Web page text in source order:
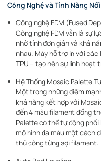
Công Nghệ và Tính Năng
Công nghệ FDM (Fused
Công nghệ FDM vẫn là sự
nhờ tính đơn giản và khả
nhau. Máy hỗ trợ in với các
TPU – tạo nên sự linh hoạt
Hệ Thống Mosaic Palette
Một trong những điểm
khả năng kết hợp với
đến 4 màu filament đồng
Palette có thể tự động
mô hình đa màu một cách
thủ công từng sợi filament.